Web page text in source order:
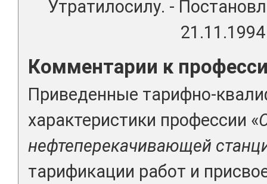
Утратилосилу. -
Комментарии к
Приведенные тарифно-
характеристики профессии «
нефтеперекачивающей
тарификации работ и